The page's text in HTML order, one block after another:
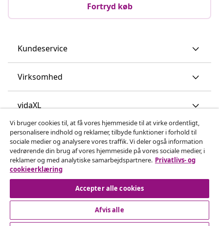
Fortryd køb
Kundeservice
Virksomhed
vidaXL
Opdag mere
© 2008-2026 www.vidaxl.dk er et website under vidaXL
Marketplace Europe B.V.
Vi bruger cookies til, at få vores hjemmeside til at virke ordentligt,
personalisere indhold og reklamer, tilbyde funktioner i forhold til
sociale medier og analysere vores traffik. Vi deler også information
vedrørende din brug af vores hjemmeside på vores sociale medier, i
reklamer og med analytiske samarbejdspartnere. Privatlivs- og
cookieerklæring
Accepter alle cookies
Afvis alle